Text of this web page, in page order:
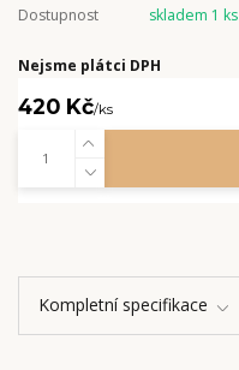
Dostupnost skladem 1 ks
Nejsme plátci DPH
420 Kč/ks
Kompletní specifikace